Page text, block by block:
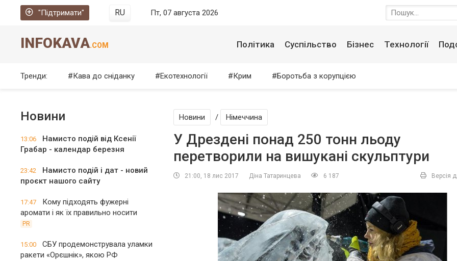
"Підтримати" RU Пт, 07 августа 2026
INFOKAVA.COM Політика Суспільство Бізнес Технології
Тренди: Кава до сніданку Екотехнології Крим Боротьба з корупцією
Новини
13:06
Намисто подій від Ксенії
Грабар - календар березня
23:42
Намисто подій і дат - новий
проєкт нашого сайту
17:47
Кому підходять фужерні
аромати і як їх правильно носити
PR
15:00
СБУ продемонструвала уламки
ракети «Орєшнік», якою РФ
Новини / Німеччина
У Дрездені понад 250 тонн льоду
перетворили на вишукані скульптури
21:00, 18 лис 2017 Діна Татаринцева 6 187 Версія